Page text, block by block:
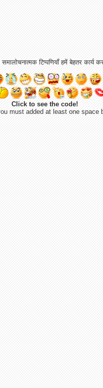
टिप्पणियाँ हमें बेहतर कार्य
Click to see the code!
must added at least one space